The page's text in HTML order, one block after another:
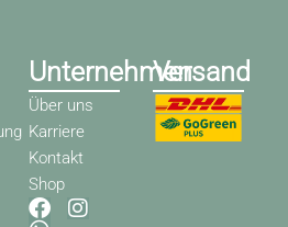
Unternehmen
Über uns
Karriere
Kontakt
Shop
F
I
W
Versand